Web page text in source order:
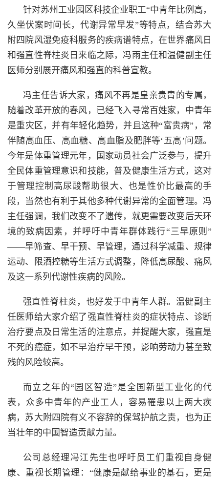
针对苏州工业园区科技企业职工“中青年比例高，
久坐伏案时间长，代谢异常早发”等特点，结合苏大
附四院风湿免疫科服务的疾病谱特点，在世界痛风日
和强直性脊柱炎日来临之际，冯雨主任和温健副主任
医师分别展开痛风和强直的科普宣教。
冯主任告诉大家，痛风不再是皇亲贵胄的专属，
随着改革开放的春风，已经飞入寻常百姓家，中青年
是重灾区，并有年轻化趋势，并且这种“富贵病”，常
伴随高血压、高血糖、高血脂及肥胖等‘五高’问题。
今年是体重管理元年，国家动员社会广泛参与，提升
全民体重管理意识和技能，普及健康生活方式，这对
于管理控制高尿酸帮助很大、也是性价比最高的手
段，当然也有利于其他多种代谢异常的全面管理。冯
主任强调，我们改变不了遗传，就更需要改变后天环
境的致病因素，并呼吁中青年群体践行“三早原则”
——早筛查、早干预、早管理，通过科学减重、规律
运动、限酒控糖等生活方式调整，降低高尿酸、痛风
及这一系列代谢性疾病的风险。
强直性脊柱炎，也好发于中青年人群。温健副主
任医师给大家介绍了强直性脊柱炎的症状特点、诊断
治疗要点及日常生活的注意点，并提醒大家，强直是
不死的癌症，如不早治疗早干预，影响劳动力甚至致
残的风险较高。
而立之年的“园区智造”是全国新型工业化的代
表，众多中青年的产业工人，容易罹患以上两大疾
病，苏大附四院有义不容辞的保驾护航之责，也为正
当壮年的中国智造贡献力量。
公司总经理冯江先生也呼吁员工们重视自身健
康、重视长期管理：“健康是献给事业的基石，更是